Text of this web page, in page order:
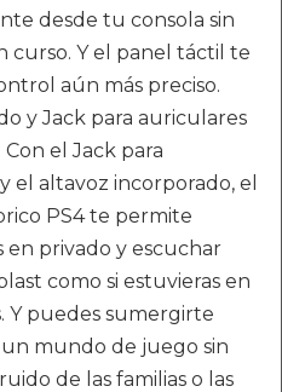
desde tu consola sin
curso. Y el panel táctil te
aún más preciso.
y Jack para auriculares
el Jack para
el altavoz incorporado, el
PS4 te permite
privado y escuchar
como si estuvieras en
Y puedes sumergirte
mundo de juego sin
de las familias o las